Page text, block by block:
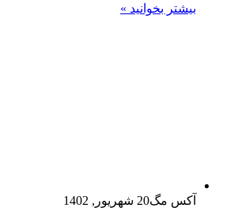
بیشتر بخوانید »
آکس مگ20 شهریور, 1402